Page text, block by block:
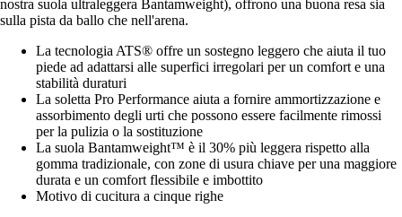
nostra suola ultraleggera Bantamweight), offrono una buona resa sia
sulla pista da ballo che nell'arena.
La tecnologia ATS® offre un sostegno leggero che aiuta il tuo
piede ad adattarsi alle superfici irregolari per un comfort e una
stabilità duraturi
La soletta Pro Performance aiuta a fornire ammortizzazione e
assorbimento degli urti che possono essere facilmente rimossi
per la pulizia o la sostituzione
La suola Bantamweight™ è il 30% più leggera rispetto alla
gomma tradizionale, con zone di usura chiave per una maggiore
durata e un comfort flessibile e imbottito
Motivo di cucitura a cinque righe